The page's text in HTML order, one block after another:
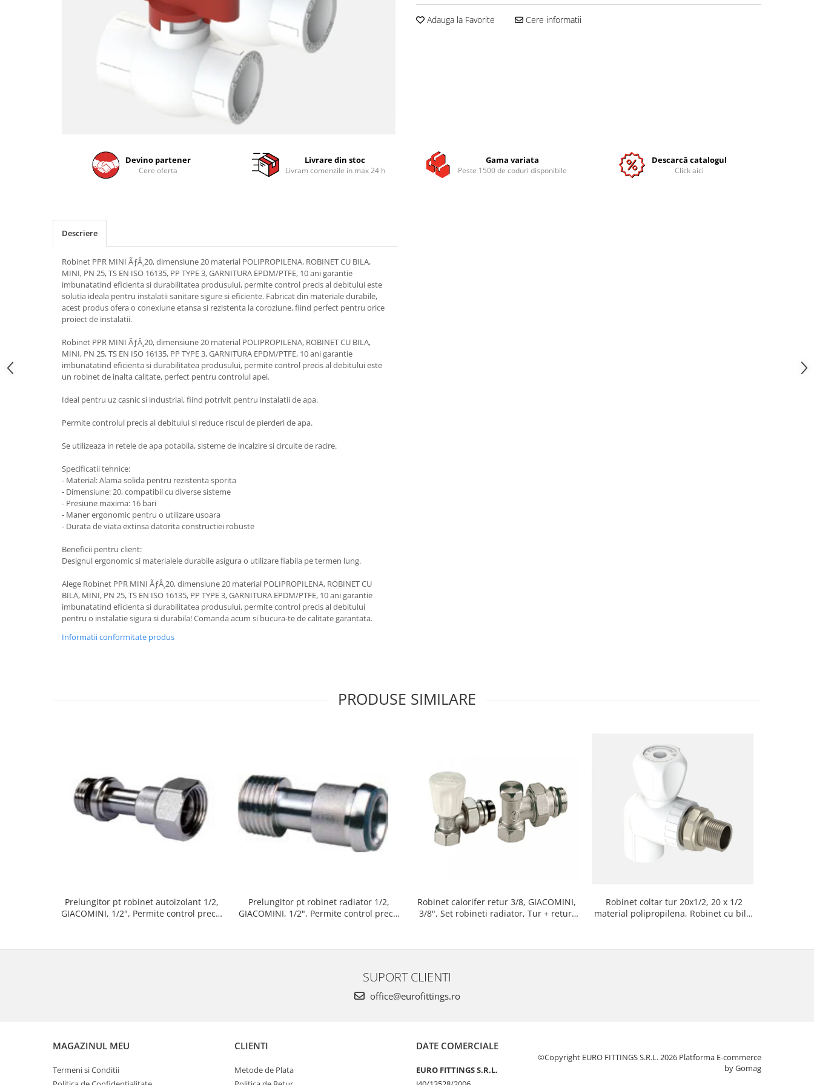
Adauga la Favorite Cere informatii
Devino partener
Cere oferta
Livrare din stoc
Livram comenzile in max 24 h
Gama variata
Peste 1500 de coduri disponibile
Descarcă catalogul
Click aici
Descriere
Robinet PPR MINI ÃƒÂ¸20, dimensiune 20 material POLIPROPILENA, ROBINET CU BILA,
MINI, PN 25, TS EN ISO 16135, PP TYPE 3, GARNITURA EPDM/PTFE, 10 ani garantie
imbunatatind eficienta si durabilitatea produsului, permite control precis al debitului este
solutia ideala pentru instalatii sanitare sigure si eficiente. Fabricat din materiale durabile,
acest produs ofera o conexiune etansa si rezistenta la coroziune, fiind perfect pentru orice
proiect de instalatii.
Robinet PPR MINI ÃƒÂ¸20, dimensiune 20 material POLIPROPILENA, ROBINET CU BILA,
MINI, PN 25, TS EN ISO 16135, PP TYPE 3, GARNITURA EPDM/PTFE, 10 ani garantie
imbunatatind eficienta si durabilitatea produsului, permite control precis al debitului este
un robinet de inalta calitate, perfect pentru controlul apei.
Ideal pentru uz casnic si industrial, fiind potrivit pentru instalatii de apa.
Permite controlul precis al debitului si reduce riscul de pierderi de apa.
Se utilizeaza in retele de apa potabila, sisteme de incalzire si circuite de racire.
Specificatii tehnice:
- Material: Alama solida pentru rezistenta sporita
- Dimensiune: 20, compatibil cu diverse sisteme
- Presiune maxima: 16 bari
- Maner ergonomic pentru o utilizare usoara
- Durata de viata extinsa datorita constructiei robuste
Beneficii pentru client:
Designul ergonomic si materialele durabile asigura o utilizare fiabila pe termen lung.
Alege Robinet PPR MINI ÃƒÂ¸20, dimensiune 20 material POLIPROPILENA, ROBINET CU
BILA, MINI, PN 25, TS EN ISO 16135, PP TYPE 3, GARNITURA EPDM/PTFE, 10 ani garantie
imbunatatind eficienta si durabilitatea produsului, permite control precis al debitului
pentru o instalatie sigura si durabila! Comanda acum si bucura-te de calitate garantata.
Informatii conformitate produs
PRODUSE SIMILARE
Prelungitor pt robinet autoizolant 1/2,
GIACOMINI, 1/2", Permite control precis
Prelungitor pt robinet radiator 1/2,
GIACOMINI, 1/2", Permite control precis
Robinet calorifer retur 3/8, GIACOMINI,
3/8", Set robineti radiator, Tur + retur,
Robinet coltar tur 20x1/2, 20 x 1/2
material polipropilena, Robinet cu bila,
SUPORT CLIENTI
office@eurofittings.ro
MAGAZINUL MEU
Termeni si Conditii
CLIENTI
Metode de Plata
DATE COMERCIALE
EURO FITTINGS S.R.L.
©Copyright EURO FITTINGS S.R.L. 2026 Platforma E-commerce
by Gomag